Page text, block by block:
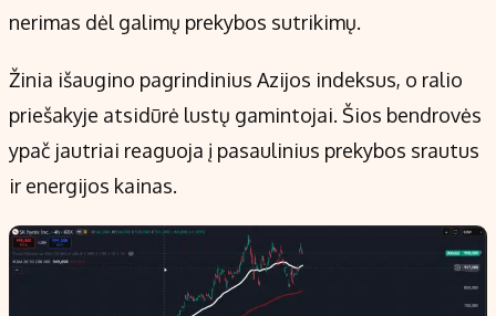
nerimas dėl galimų prekybos sutrikimų.
Žinia išaugino pagrindinius Azijos indeksus, o ralio
priešakyje atsidūrė lustų gamintojai. Šios bendrovės
ypač jautriai reaguoja į pasaulinius prekybos srautus
ir energijos kainas.